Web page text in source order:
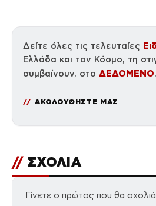
Δείτε όλες τις τελευταίες
Ελλάδα και τον Κόσμο, τη
συμβαίνουν, στο ΔΕΔΟΜΕΝΟ.
ΑΚΟΛΟΥΘΗΣΤΕ ΜΑΣ
// ΣΧΟΛΙΑ
Γίνετε ο πρώτος που θα